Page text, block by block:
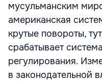
мусульманским
американская
крутые повороты,
срабатывает
регулирования.
в законодательной